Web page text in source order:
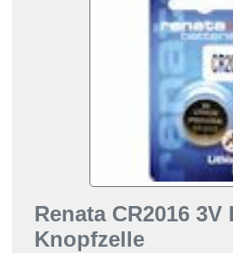
Renata CR2016
Knopfzelle